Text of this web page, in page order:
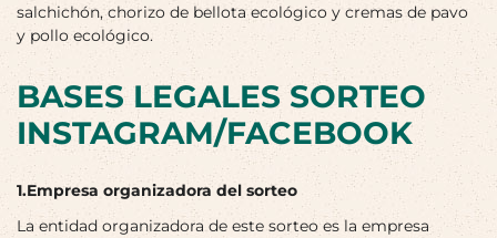
salchichón, chorizo de bellota ecológico y cremas de pavo
y pollo ecológico.
BASES LEGALES SORTEO
INSTAGRAM/FACEBOOK
1.Empresa organizadora del sorteo
La entidad organizadora de este sorteo es la empresa